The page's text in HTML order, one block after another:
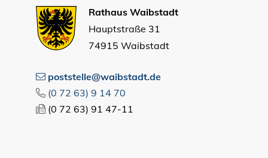
Rathaus Waibstadt
Hauptstraße 31
74915 Waibstadt
poststelle@waibstadt.de
(0 72 63) 9 14 70
(0 72 63) 91 47-11